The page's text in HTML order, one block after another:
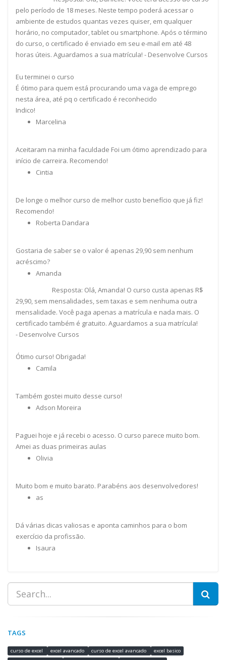
pelo período de 18 meses. Neste tempo poderá acessar o
ambiente de estudos quantas vezes quiser, em qualquer
horário, no computador, tablet ou smartphone. Após o término
do curso, o certificado é enviado em seu e-mail em até 48
horas úteis. Aguardamos a sua matrícula! - Desenvolve Cursos
Eu terminei o curso
É ótimo para quem está procurando uma vaga de emprego
nesta área, até pq o certificado é reconhecido
Indico!
Marcelina
Aceitaram na minha faculdade Foi um ótimo aprendizado para
início de carreira. Recomendo!
Cintia
De longe o melhor curso de melhor custo benefício que já fiz!
Recomendo!
Roberta Dandara
Gostaria de saber se o valor é apenas 29,90 sem nenhum
acréscimo?
Amanda
Resposta: Olá, Amanda! O curso custa apenas R$
29,90, sem mensalidades, sem taxas e sem nenhuma outra
mensalidade. Você paga apenas a matrícula e nada mais. O
certificado também é gratuito. Aguardamos a sua matrícula!
- Desenvolve Cursos
Ótimo curso! Obrigada!
Camila
Também gostei muito desse curso!
Adson Moreira
Paguei hoje e já recebi o acesso. O curso parece muito bom.
Amei as duas primeiras aulas
Olivia
Muito bom e muito barato. Parabéns aos desenvolvedores!
as
Dá várias dicas valiosas e aponta caminhos para o bom
exercício da profissão.
Isaura
TAGS
curso de excel excel avancado curso de excel avancado
excel basico